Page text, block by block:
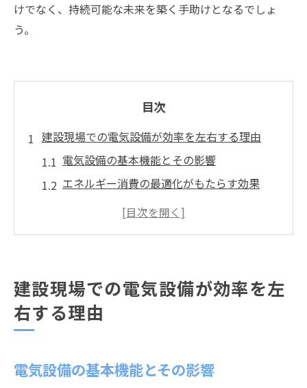
けでなく、持続可能な未来を築く手助けとなるでしょ
う。
目次
建設現場での電気設備が効率を左右する理由
電気設備の基本機能とその影響
エネルギー消費の最適化がもたらす効果
コスト削減に寄与する電気設備の役割
適切な電気設備管理が生産性に与える影響
最新技術が建設現場での電気効率をどう変える
スマートグリッド技術の導入効果
建設現場での電気設備が効率を左
右する理由
電気設備の基本機能とその影響